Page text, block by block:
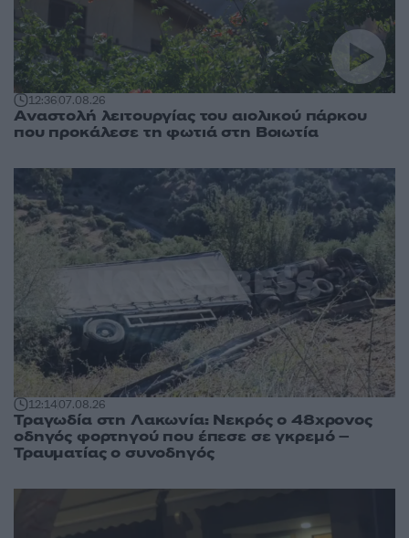
12:3607.08.26
Αναστολή λειτουργίας του αιολικού πάρκου
που προκάλεσε τη φωτιά στη Βοιωτία
12:1407.08.26
Τραγωδία στη Λακωνία: Νεκρός ο 48χρονος
οδηγός φορτηγού που έπεσε σε γκρεμό –
Τραυματίας ο συνοδηγός